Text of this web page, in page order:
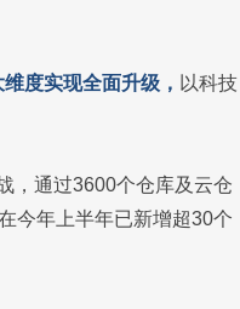
度实现全面升级， 以科技
，通过3600个仓库及云仓
今年上半年已新增超30个